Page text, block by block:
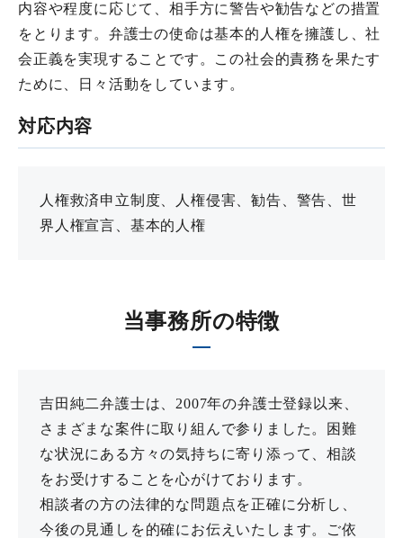
内容や程度に応じて、相手方に警告や勧告などの措置
をとります。弁護士の使命は基本的人権を擁護し、社
会正義を実現することです。この社会的責務を果たす
ために、日々活動をしています。
対応内容
人権救済申立制度、人権侵害、勧告、警告、世
界人権宣言、基本的人権
当事務所の特徴
吉田純二弁護士は、2007年の弁護士登録以来、
さまざまな案件に取り組んで参りました。困難
な状況にある方々の気持ちに寄り添って、相談
をお受けすることを心がけております。
相談者の方の法律的な問題点を正確に分析し、
今後の見通しを的確にお伝えいたします。ご依